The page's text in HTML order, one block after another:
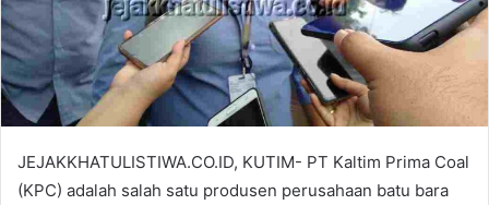
JEJAKKHATULISTIWA.CO.ID, KUTIM- PT Kaltim Prima Coal
(KPC) adalah salah satu produsen perusahaan batu bara